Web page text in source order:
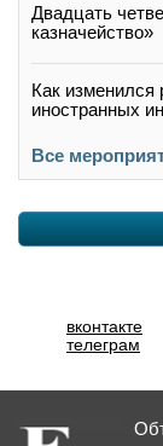
Двадцать
казначейство»
Как изменился
иностранных
Все
вконтакте
телеграм